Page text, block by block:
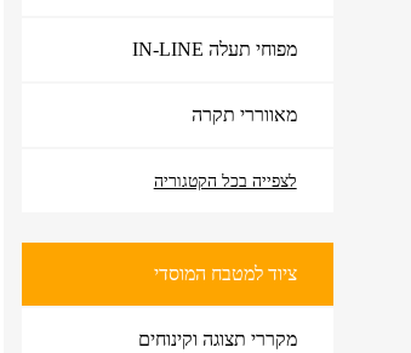
מפוחי תעלה IN-LINE
מאווררי תקרה
לצפייה בכל הקטגוריה
ציוד למטבח המוסדי
מקררי תצוגה וקינוחים